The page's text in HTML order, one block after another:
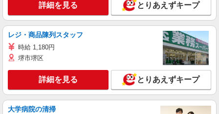
詳細を見る とりあえずキープ
レジ・商品陳列スタッフ
時給 1,180円
堺市堺区
詳細を見る とりあえずキープ
大学病院の清掃